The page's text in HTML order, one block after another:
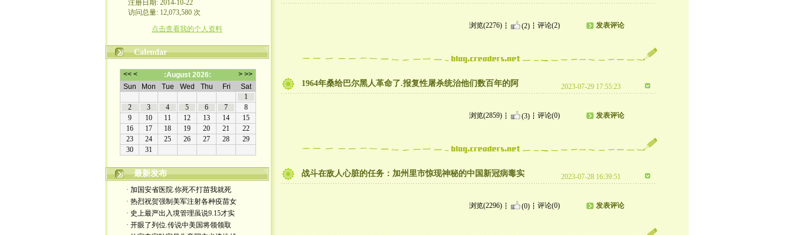
注册日期: 2014-10-22
访问总量: 12,073,580 次
点击查看我的个人资料
Calendar
最新发布
· 加国安省医院.你死不打苗我就死
· 热烈祝贺强制美军注射各种疫苗女
· 史上最严出入境管理虽说9.15才实
· 开眼了列位.传说中美国将领领取
浏览(2276) (2) 评论(2) 发表评论
1964年桑给巴尔黑人革命了.报复性屠杀统治他们数百年的阿 2023-07-29 17:55:23
浏览(2859) (3) 评论(0) 发表评论
战斗在敌人心脏的任务：加州里市惊现神秘的中国新冠病毒实 2023-07-28 16:39:51
浏览(2296) (0) 评论(0) 发表评论